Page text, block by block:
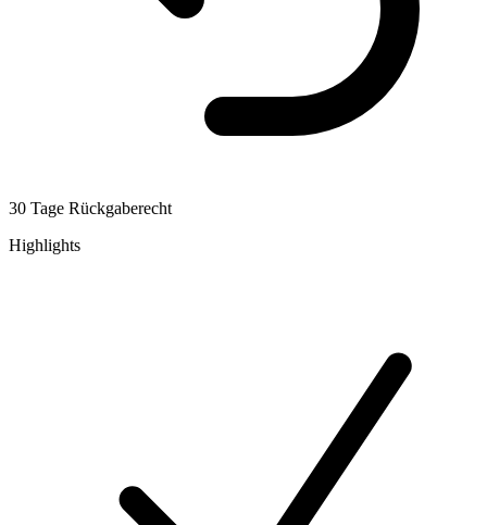
30 Tage Rückgaberecht
Highlights